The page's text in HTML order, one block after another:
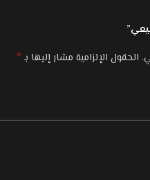
الحقول الإلزامية مشار إليها بـ*